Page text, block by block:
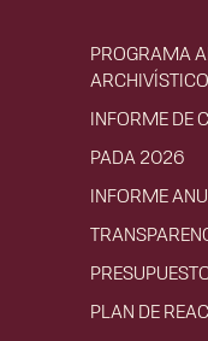
PROGRAMA
INFORME DE
PADA 2026
INFORME
PLAN DE